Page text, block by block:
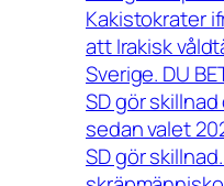
Kakistokrater
att Irakisk
Sverige. DU
SD gör
sedan valet
SD gör